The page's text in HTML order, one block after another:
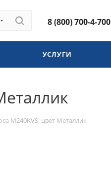
8 (800) 700-4-700
УСЛУГИ
M240KVS, цвет Металлик